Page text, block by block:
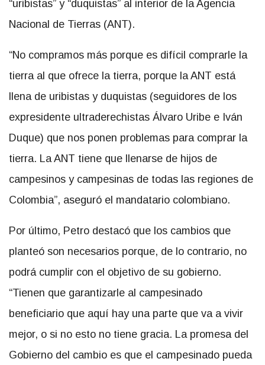
“uribistas” y “duquistas” al interior de la Agencia
Nacional de Tierras (ANT).
“No compramos más porque es difícil comprarle la
tierra al que ofrece la tierra, porque la ANT está
llena de uribistas y duquistas (seguidores de los
expresidente ultraderechistas Álvaro Uribe e Iván
Duque) que nos ponen problemas para comprar la
tierra. La ANT tiene que llenarse de hijos de
campesinos y campesinas de todas las regiones de
Colombia”, aseguró el mandatario colombiano.
Por último, Petro destacó que los cambios que
planteó son necesarios porque, de lo contrario, no
podrá cumplir con el objetivo de su gobierno.
“Tienen que garantizarle al campesinado
beneficiario que aquí hay una parte que va a vivir
mejor, o si no esto no tiene gracia. La promesa del
Gobierno del cambio es que el campesinado pueda